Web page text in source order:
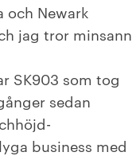
och Newark
jag tror minsann
SK903 som tog
sedan
business med